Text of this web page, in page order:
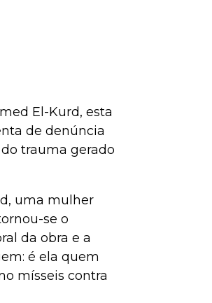
El-Kurd, esta
de denúncia
trauma gerado
uma mulher
se o
da obra e a
é ela quem
mísseis contra